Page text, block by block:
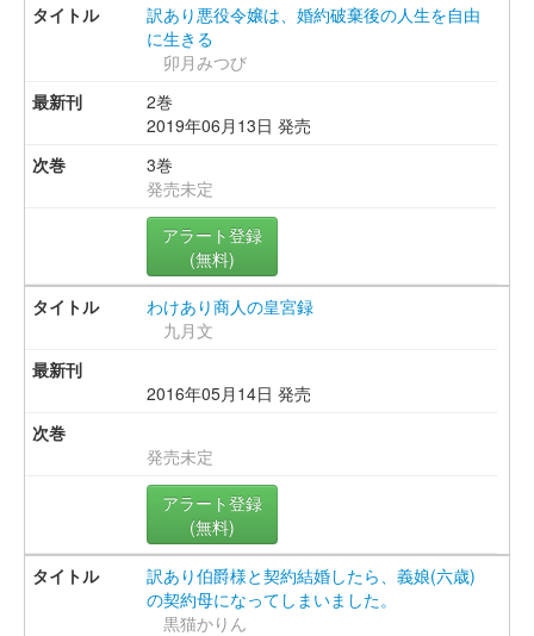
訳あり悪役令嬢は、婚約破棄後の人生を自由
に生きる
卯月みつび
2巻
2019年06月13日 発売
3巻
発売未定
アラート登録
(無料)
わけあり商人の皇宮録
九月文
2016年05月14日 発売
発売未定
アラート登録
(無料)
訳あり伯爵様と契約結婚したら、義娘(六歳)
の契約母になってしまいました。
黒猫かりん